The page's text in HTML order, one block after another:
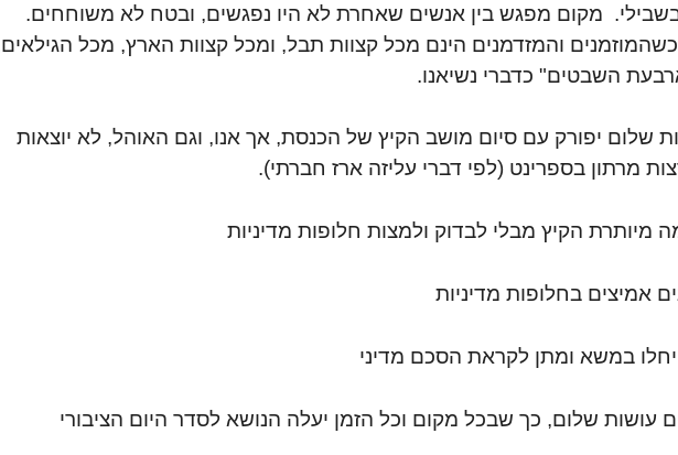
מקום מפגש בין אנשים שאחרת לא היו נפגשים, ובטח לא משוחחים.
והמזדמנים הינם מכל קצוות תבל, ומכל קצוות הארץ, מכל
השבטים" כדברי נשיאנו.
שלום יפורק עם סיום מושב הקיץ של הכנסת, אך אנו, וגם האוהל, לא יוצאות
מרתון בספרינט (לפי דברי עליזה ארז חברתי).
מיותרת הקיץ מבלי לבדוק ולמצות חלופות מדיניות
אמיצים בחלופות מדיניות
במשא ומתן לקראת הסכם מדיני
עושות שלום, כך שבכל מקום וכל הזמן יעלה הנושא לסדר היום הציבורי